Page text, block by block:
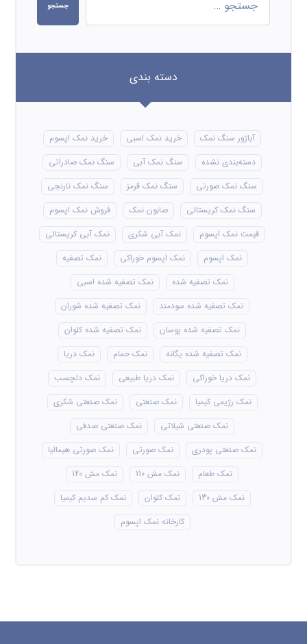
جستجو
دسته بندی
آباژور سنگ نمک خرید نمک اسبی
خرید نمک اپسوم
دسته‌بندی نشده
سنگ نمک آبی
سنگ نمک صادراتی
سنگ نمک صورتی
سنگ نمک قرمز
سنگ نمک نارنجی
سنگ نمک کریستالی
صابون نمک
فروش نمک اپسوم
قیمت نمک اپسوم
نمک آبی شکری
نمک آبی کریستالی
نمک اپسوم
نمک اپسوم خوراکی
نمک تصفیه
نمک تصفیه شده
نمک تصفیه شده اسبی
نمک تصفیه شده سودمند
نمک تصفیه شده شوران
نمک تصفیه شده پوسان
نمک تصفیه شده کلوان
نمک تصفیه شده یگانه
نمک حمام
نمک دریا
نمک دریا خوراکی
نمک دریا طبیعی
نمک دلچسب
نمک رژیمی کیمیا
نمک صنعتی
نمک صنعتی شکری
نمک صنعتی شیلاتی
نمک صنعتی صدفی
نمک صنعتی پودری
نمک صورتی
نمک صورتی هیمالیا
نمک طعام
نمک مش 110
نمک مش 120
نمک مش 130
نمک کلوان
نمک کم سدیم کیمیا
کارخانه نمک اپسوم